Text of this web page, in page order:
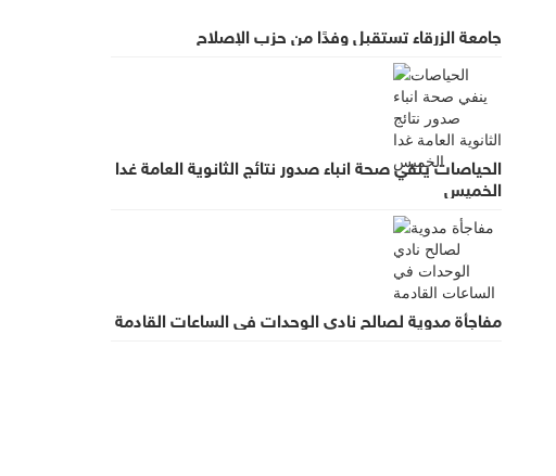
جامعة الزرقاء تستقبل وفدًا من حزب الإصلاح
الحياصات ينفي صحة انباء صدور نتائج الثانوية العامة غدا
الخميس
مفاجأة مدوية لصالح نادي الوحدات في الساعات القادمة